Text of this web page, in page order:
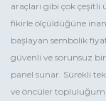
araçları gibi çok
fikirle ölçüldüğüne
başlayan sembolik
güvenli ve sorunsuz bir
panel sunar. Sürekli
ve öncüler